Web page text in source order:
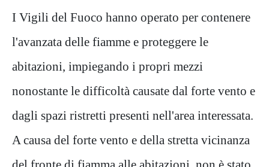
I Vigili del Fuoco hanno operato per contenere
l'avanzata delle fiamme e proteggere le
abitazioni, impiegando i propri mezzi
nonostante le difficoltà causate dal forte vento e
dagli spazi ristretti presenti nell'area interessata.
A causa del forte vento e della stretta vicinanza